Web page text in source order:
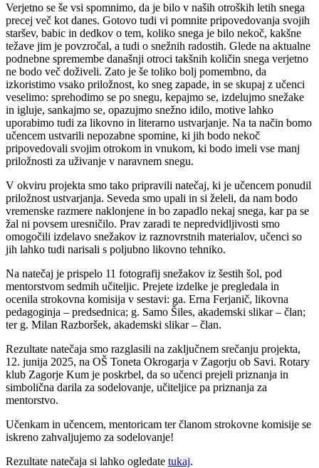
Verjetno se še vsi spomnimo, da je bilo v naših otroških letih snega
precej več kot danes. Gotovo tudi vi pomnite pripovedovanja svojih
staršev, babic in dedkov o tem, koliko snega je bilo nekoč, kakšne
težave jim je povzročal, a tudi o snežnih radostih. Glede na aktualne
podnebne spremembe današnji otroci takšnih količin snega verjetno
ne bodo več doživeli. Zato je še toliko bolj pomembno, da
izkoristimo vsako priložnost, ko sneg zapade, in se skupaj z učenci
veselimo: sprehodimo se po snegu, kepajmo se, izdelujmo snežake
in igluje, sankajmo se, opazujmo snežno idilo, motive lahko
uporabimo tudi za likovno in literarno ustvarjanje. Na ta način bomo
učencem ustvarili nepozabne spomine, ki jih bodo nekoč
pripovedovali svojim otrokom in vnukom, ki bodo imeli vse manj
priložnosti za uživanje v naravnem snegu.
V okviru projekta smo tako pripravili natečaj, ki je učencem ponudil
priložnost ustvarjanja. Seveda smo upali in si želeli, da nam bodo
vremenske razmere naklonjene in bo zapadlo nekaj snega, kar pa se
žal ni povsem uresničilo. Prav zaradi te nepredvidljivosti smo
omogočili izdelavo snežakov iz raznovrstnih materialov, učenci so
jih lahko tudi narisali s poljubno likovno tehniko.
Na natečaj je prispelo 11 fotografij snežakov iz šestih šol, pod
mentorstvom sedmih učiteljic. Prejete izdelke je pregledala in
ocenila strokovna komisija v sestavi: ga. Erna Ferjanič, likovna
pedagoginja – predsednica; g. Samo Šiles, akademski slikar – član;
ter g. Milan Razboršek, akademski slikar – član.
Rezultate natečaja smo razglasili na zaključnem srečanju projekta,
12. junija 2025, na OŠ Toneta Okrogarja v Zagorju ob Savi. Rotary
klub Zagorje Kum je poskrbel, da so učenci prejeli priznanja in
simbolična darila za sodelovanje, učiteljice pa priznanja za
mentorstvo.
Učenkam in učencem, mentoricam ter članom strokovne komisije se
iskreno zahvaljujemo za sodelovanje!
Rezultate natečaja si lahko ogledate tukaj.